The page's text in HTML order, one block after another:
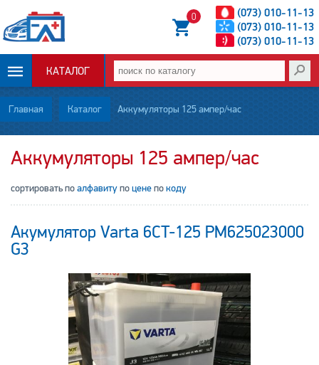
(073) 010-11-13
(073) 010-11-13
(073) 010-11-13
0
КАТАЛОГ
ОПЛАТА И
ДОСТАВКА
СТАТЬИ
О НАС
Главная Каталог Аккумуляторы 125 ампер/час
Аккумуляторы 125 ампер/час
сортировать поалфавитупоценепокоду
Акумулятор Varta 6CT-125 PM625023000
G3